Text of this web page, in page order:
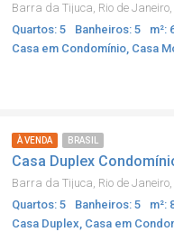
Barra da Tijuca, Rio de Janeiro,
Quartos: 5
Banheiros: 5
m²:
Casa em Condomínio, Casa
À VENDA BRASIL
Casa Duplex
Barra da Tijuca, Rio de Janeiro,
Quartos: 5
Banheiros: 5
m²:
Casa Duplex, Casa em